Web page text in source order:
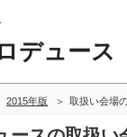
デュース
2015年版 取扱い会場